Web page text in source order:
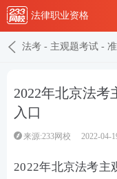
法律职业资格
法考 - 主观题考试 -
2022年北京法
入口
来源:233网校 2022-04-
2022年北京法考主